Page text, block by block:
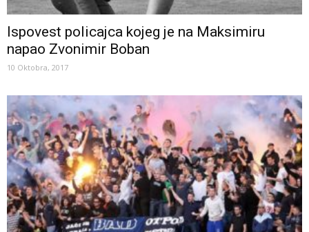
Ispovest policajca kojeg je na Maksimiru
napao Zvonimir Boban
10 Oktobra, 2017